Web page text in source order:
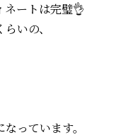
ネートは完璧👌
いの、
っています。